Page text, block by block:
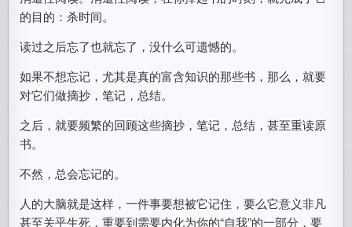
的目的：杀时间。
读过之后忘了也就忘了，没什么可遗憾的。
如果不想忘记，尤其是真的富含知识的那些书，那么，就要
对它们做摘抄，笔记，总结。
之后，就要频繁的回顾这些摘抄，笔记，总结，甚至重读原
书。
不然，总会忘记的。
人的大脑就是这样，一件事要想被它记住，要么它意义非凡
甚至关乎生死，重要到需要内化为你的“自我”的一部分，要